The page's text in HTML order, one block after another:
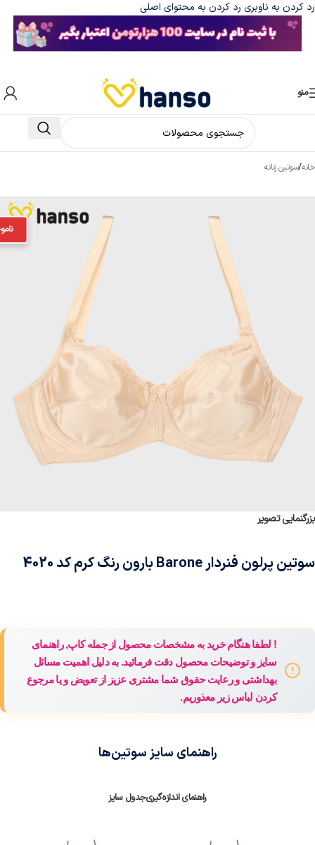
رد کردن به ناوبری رد کردن به محتوای اصلی
منو
خانه/سوتین زنانه
بزرگنمایی تصویر
سوتین پرلون فنردار Barone بارون رنگ کرم کد 4020
! لطفا هنگام خرید به مشخصات محصول از جمله کاپ, راهنمای
سایز و توضیحات محصول دقت فرمائید. به دلیل اهمیت مسائل
بهداشتی و رعایت حقوق شما مشتری عزیز از تعویض و یا مرجوع
کردن لباس زیر معذوریم.
راهنمای سایز سوتین‌ها
راهنمای اندازه‌گیریجدول سایز